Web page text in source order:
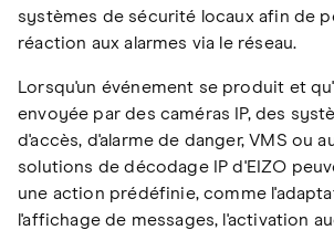
systèmes de sécurité locaux afin de
réaction aux alarmes via le réseau.
Lorsqu'un événement se produit et
envoyée par des caméras IP, des
d'accès, d'alarme de danger, VMS ou
solutions de décodage IP d'EIZO
une action prédéfinie, comme
l'affichage de messages, l'activation